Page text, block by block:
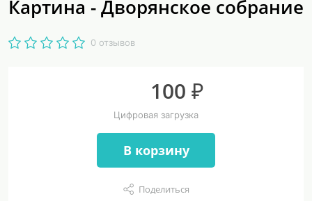
Картина - Дворянское собрание
0 отзывов
100 ₽
Цифровая загрузка
В корзину
Поделиться